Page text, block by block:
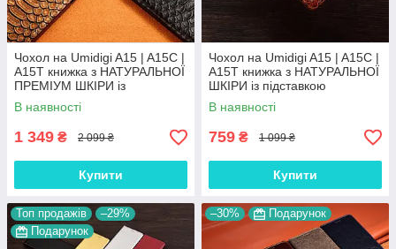
Чохол на Umidigi A15 | A15C |
A15T книжка з НАТУРАЛЬНОЇ
ПРЕМІУМ ШКІРИ із
підставкою протиударний
магнітний "PYTHON"
В наявності
1 349 ₴ 2 099 ₴
Купити
Чохол на Umidigi A15 | A15C |
A15T книжка з НАТУРАЛЬНОЇ
ШКІРИ із підставкою
візитницею протиударний
магнітний "VENETTA"
В наявності
759 ₴ 1 099 ₴
Купити
Топ продажів
–29%
Подарунок
–30% Подарунок